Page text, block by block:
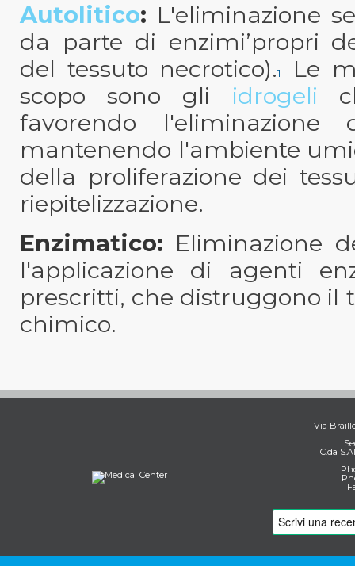
Autolitico: L'eliminazione
da parte di enzimi’propri
del tessuto necrotico).1
Le
scopo sono gli idrogeli
favorendo
mantenendo l'ambiente
della proliferazione dei
riepitelizzazione.
Enzimatico: Eliminazione
l'applicazione di agenti
prescritti, che distruggono il
chimico.
Via
C.da